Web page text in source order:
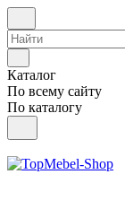
Каталог
По всему сайту
По каталогу